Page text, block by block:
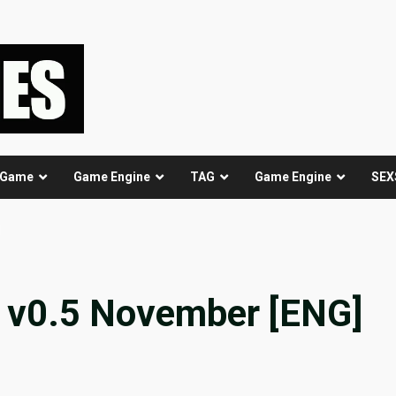
Game Engine TAG Game Engine
November [ENG]